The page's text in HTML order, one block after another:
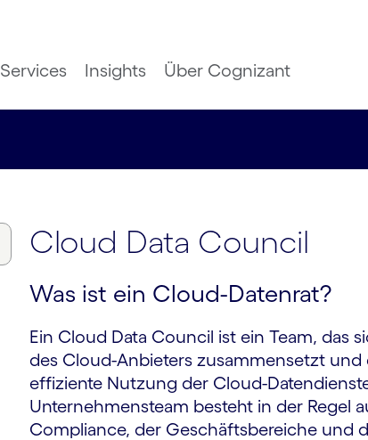
Services Insights Über Cognizant
Cloud Data Council
Was ist ein Cloud-Datenrat?
Ein Cloud Data Council ist ein Team, das
des Cloud-Anbieters zusammensetzt
effiziente Nutzung der Cloud-
Unternehmensteam besteht in der Regel
Compliance, der Geschäftsbereiche und